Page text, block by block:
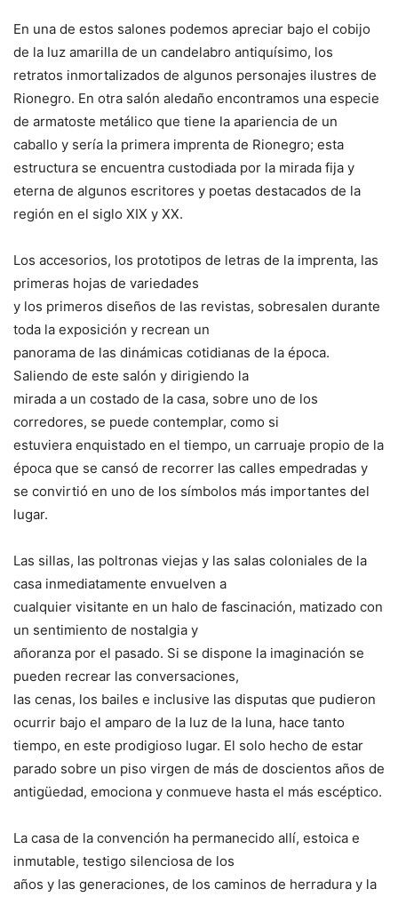
En una de estos salones podemos apreciar bajo el cobijo
de la luz amarilla de un candelabro antiquísimo, los
retratos inmortalizados de algunos personajes ilustres de
Rionegro. En otra salón aledaño encontramos una especie
de armatoste metálico que tiene la apariencia de un
caballo y sería la primera imprenta de Rionegro; esta
estructura se encuentra custodiada por la mirada fija y
eterna de algunos escritores y poetas destacados de la
región en el siglo XIX y XX.
Los accesorios, los prototipos de letras de la imprenta, las
primeras hojas de variedades
y los primeros diseños de las revistas, sobresalen durante
toda la exposición y recrean un
panorama de las dinámicas cotidianas de la época.
Saliendo de este salón y dirigiendo la
mirada a un costado de la casa, sobre uno de los
corredores, se puede contemplar, como si
estuviera enquistado en el tiempo, un carruaje propio de la
época que se cansó de recorrer las calles empedradas y
se convirtió en uno de los símbolos más importantes del
lugar.
Las sillas, las poltronas viejas y las salas coloniales de la
casa inmediatamente envuelven a
cualquier visitante en un halo de fascinación, matizado con
un sentimiento de nostalgia y
añoranza por el pasado. Si se dispone la imaginación se
pueden recrear las conversaciones,
las cenas, los bailes e inclusive las disputas que pudieron
ocurrir bajo el amparo de la luz de la luna, hace tanto
tiempo, en este prodigioso lugar. El solo hecho de estar
parado sobre un piso virgen de más de doscientos años de
antigüedad, emociona y conmueve hasta el más escéptico.
La casa de la convención ha permanecido allí, estoica e
inmutable, testigo silenciosa de los
años y las generaciones, de los caminos de herradura y la